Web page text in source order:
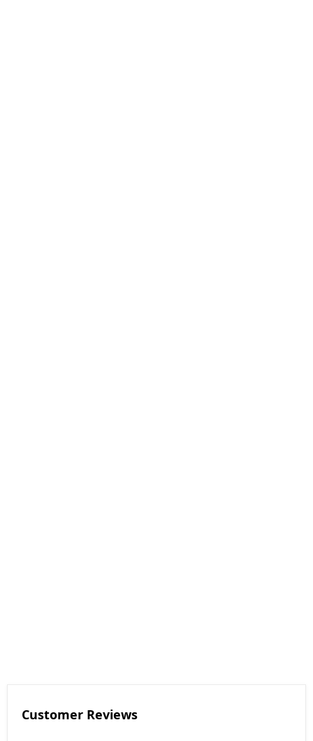
Customer Reviews